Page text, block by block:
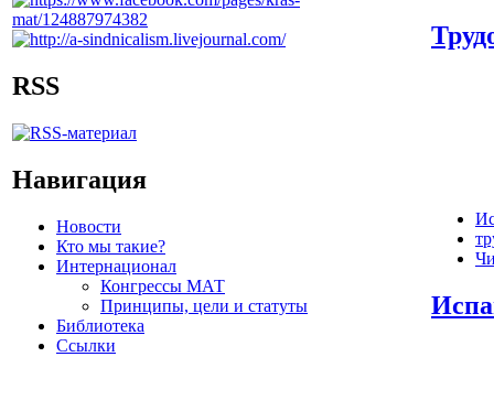
RSS
Навигация
Новости
Кто мы такие?
Интернационал
Конгрессы МАТ
Принципы, цели и статуты
Библиотека
Ссылки